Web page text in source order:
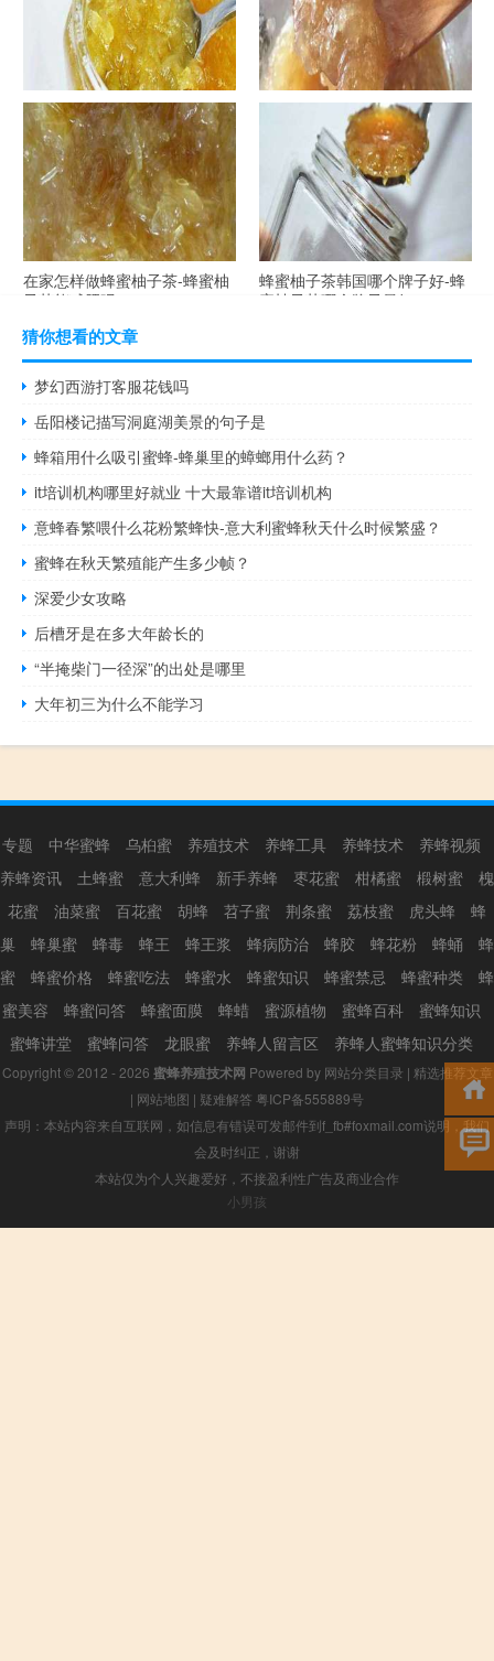
自制蜂蜜柚子茶-蜂蜜柚子茶最
容易做什么？
在家怎样做蜂蜜柚子茶-蜂蜜柚
子茶可以解酒吗？
在家怎样做蜂蜜柚子茶-蜂蜜柚
子茶能减肥吗？
蜂蜜柚子茶韩国哪个牌子好-蜂
蜜柚子茶哪个牌子最好？
猜你想看的文章
梦幻西游打客服花钱吗
岳阳楼记描写洞庭湖美景的句子是
蜂箱用什么吸引蜜蜂-蜂巢里的蟑螂用什么药？
it培训机构哪里好就业 十大最靠谱it培训机构
意蜂春繁喂什么花粉繁蜂快-意大利蜜蜂秋天什么时候繁盛？
蜜蜂在秋天繁殖能产生多少帧？
深爱少女攻略
后槽牙是在多大年龄长的
“半掩柴门一径深”的出处是哪里
大年初三为什么不能学习
专题 中华蜜蜂 乌桕蜜 养殖技术 养蜂工具 养蜂技术
养蜂视频
养蜂资讯
土蜂蜜 意大利蜂 新手养蜂 枣花蜜 柑橘蜜 椴树蜜
槐
花蜜
油菜蜜 百花蜜 胡蜂 苕子蜜 荆条蜜 荔枝蜜 虎头蜂
蜂
巢
蜂巢蜜 蜂毒 蜂王 蜂王浆 蜂病防治 蜂胶 蜂花粉 蜂蛹
蜂
蜜
蜂蜜价格 蜂蜜吃法 蜂蜜水 蜂蜜知识 蜂蜜禁忌 蜂蜜种类
蜂
蜜美容
蜂蜜问答 蜂蜜面膜 蜂蜡 蜜源植物 蜜蜂百科
蜜蜂知识
蜜蜂讲堂
蜜蜂问答 龙眼蜜 养蜂人留言区 养蜂人蜜蜂知识分类
Copyright © 2012 - 2026 蜜蜂养殖技术网 Powered by 网站分类目录 | 精选推荐文章
| 网站地图 | 疑难解答 粤ICP备555889号
声明：本站内容来自互联网，如信息有错误可发邮件到f_fb#foxmail.com说明，我们
会及时纠正，谢谢
本站仅为个人兴趣爱好，不接盈利性广告及商业合作
小男孩